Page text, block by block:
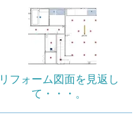
リフォーム図面を見返し
て・・・。